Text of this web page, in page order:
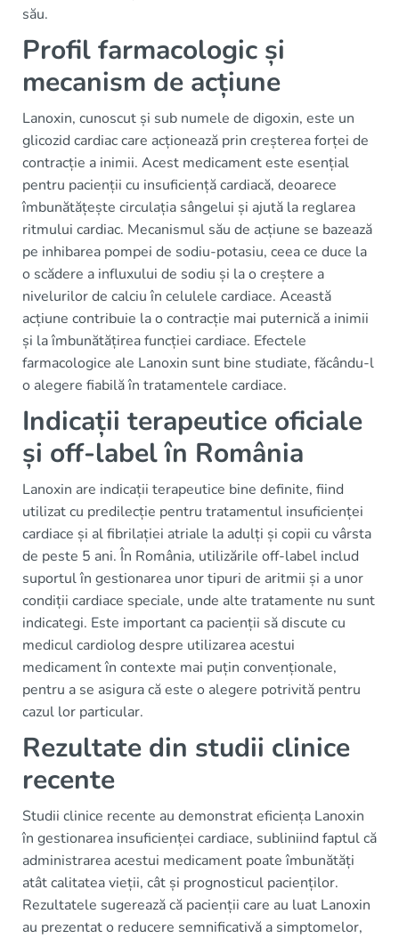
său.
Profil farmacologic și
mecanism de acțiune
Lanoxin, cunoscut și sub numele de digoxin, este un
glicozid cardiac care acționează prin creșterea forței de
contracție a inimii. Acest medicament este esențial
pentru pacienții cu insuficiență cardiacă, deoarece
îmbunătățește circulația sângelui și ajută la reglarea
ritmului cardiac. Mecanismul său de acțiune se bazează
pe inhibarea pompei de sodiu-potasiu, ceea ce duce la
o scădere a influxului de sodiu și la o creștere a
nivelurilor de calciu în celulele cardiace. Această
acțiune contribuie la o contracție mai puternică a inimii
și la îmbunătățirea funcției cardiace. Efectele
farmacologice ale Lanoxin sunt bine studiate, făcându-l
o alegere fiabilă în tratamentele cardiace.
Indicații terapeutice oficiale
și off-label în România
Lanoxin are indicații terapeutice bine definite, fiind
utilizat cu predilecție pentru tratamentul insuficienței
cardiace și al fibrilației atriale la adulți și copii cu vârsta
de peste 5 ani. În România, utilizările off-label includ
suportul în gestionarea unor tipuri de aritmii și a unor
condiții cardiace speciale, unde alte tratamente nu sunt
indicategi. Este important ca pacienții să discute cu
medicul cardiolog despre utilizarea acestui
medicament în contexte mai puțin convenționale,
pentru a se asigura că este o alegere potrivită pentru
cazul lor particular.
Rezultate din studii clinice
recente
Studii clinice recente au demonstrat eficiența Lanoxin
în gestionarea insuficienței cardiace, subliniind faptul că
administrarea acestui medicament poate îmbunătăți
atât calitatea vieții, cât și prognosticul pacienților.
Rezultatele sugerează că pacienții care au luat Lanoxin
au prezentat o reducere semnificativă a simptomelor,